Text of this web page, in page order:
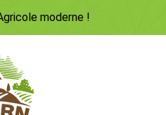
moderne !